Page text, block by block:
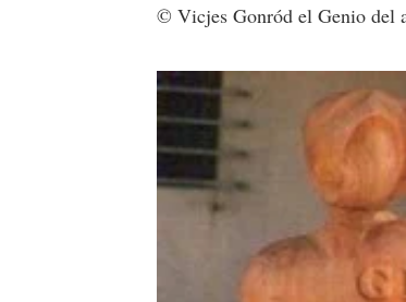
© Vicjes Gonród el Genio del